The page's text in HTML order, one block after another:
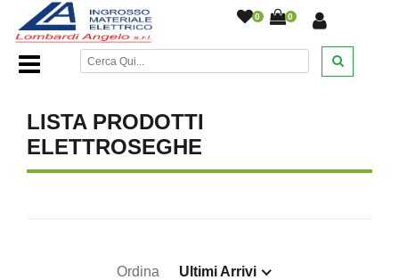
0 0
Home Page/DESANTIS/////
LISTA PRODOTTI
ELETTROSEGHE
Ordina Ultimi Arrivi